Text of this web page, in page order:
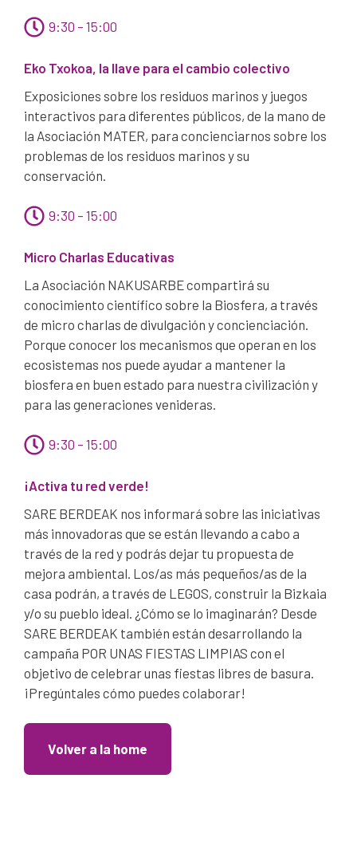
9:30 – 15:00
Eko Txokoa, la llave para el cambio colectivo
Exposiciones sobre los residuos marinos y juegos
interactivos para diferentes públicos, de la mano de
la Asociación MATER, para concienciarnos sobre los
problemas de los residuos marinos y su
conservación.
9:30 – 15:00
Micro Charlas Educativas
La Asociación NAKUSARBE compartirá su
conocimiento científico sobre la Biosfera, a través
de micro charlas de divulgación y concienciación.
Porque conocer los mecanismos que operan en los
ecosistemas nos puede ayudar a mantener la
biosfera en buen estado para nuestra civilización y
para las generaciones venideras.
9:30 – 15:00
¡Activa tu red verde!
SARE BERDEAK nos informará sobre las iniciativas
más innovadoras que se están llevando a cabo a
través de la red y podrás dejar tu propuesta de
mejora ambiental. Los/as más pequeños/as de la
casa podrán, a través de LEGOS, construir la Bizkaia
y/o su pueblo ideal. ¿Cómo se lo imaginarán? Desde
SARE BERDEAK también están desarrollando la
campaña POR UNAS FIESTAS LIMPIAS con el
objetivo de celebrar unas fiestas libres de basura.
¡Pregúntales cómo puedes colaborar!
Volver a la home